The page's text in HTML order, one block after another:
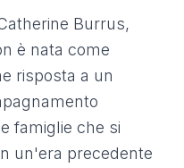
Burrus,
è nata come
risposta a un
famiglie che si
un'era precedente